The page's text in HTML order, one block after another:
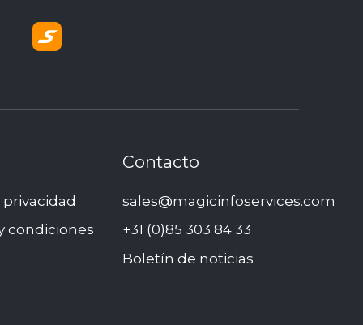
condiciones
Contacto
sales@magicinfoservices.com
+31 (0)85 303 84 33
Boletín de noticias